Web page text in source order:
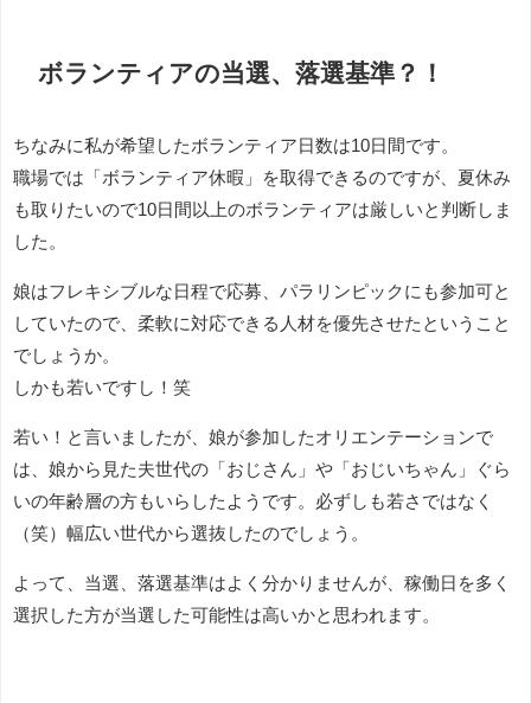
ボランティアの当選、落選基準？！
ちなみに私が希望したボランティア日数は10日間です。
職場では「ボランティア休暇」を取得できるのですが、夏休み
も取りたいので10日間以上のボランティアは厳しいと判断しま
した。
娘はフレキシブルな日程で応募、パラリンピックにも参加可と
していたので、柔軟に対応できる人材を優先させたということ
でしょうか。
しかも若いですし！笑
若い！と言いましたが、娘が参加したオリエンテーションで
は、娘から見た夫世代の「おじさん」や「おじいちゃん」ぐら
いの年齢層の方もいらしたようです。必ずしも若さではなく
（笑）幅広い世代から選抜したのでしょう。
よって、当選、落選基準はよく分かりませんが、稼働日を多く
選択した方が当選した可能性は高いかと思われます。